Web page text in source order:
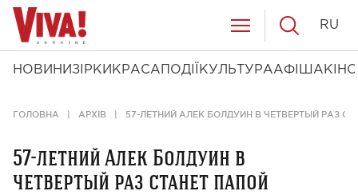
НОВИНИ ЗІРКИ КРАСА ПОДІЇ КУЛЬТУРААФІША КІНО
RU
ГОЛОВНА АРХІВ 57-ЛЕТНИЙ АЛЕК БОЛДУИН В ЧЕТВЕРТЫЙ РАЗ
57-летний Алек Болдуин в
четвертый раз станет папой